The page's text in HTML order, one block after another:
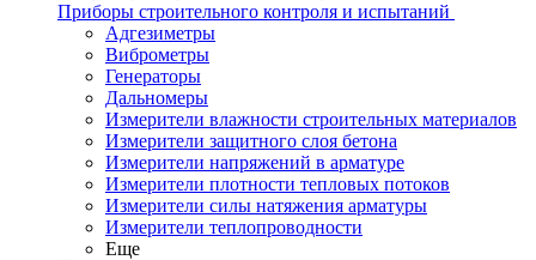
Приборы строительного контроля и испытаний
Адгезиметры
Виброметры
Генераторы
Дальномеры
Измерители влажности строительных материалов
Измерители защитного слоя бетона
Измерители напряжений в арматуре
Измерители плотности тепловых потоков
Измерители силы натяжения арматуры
Измерители теплопроводности
Еще